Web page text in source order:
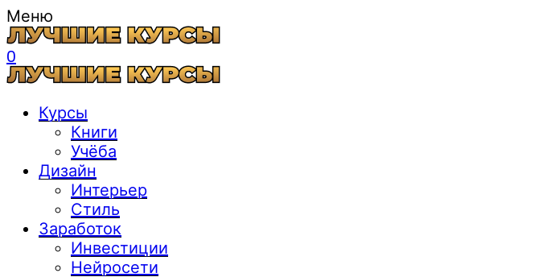
Меню
0
Курсы
Книги
Учёба
Дизайн
Интерьер
Стиль
Заработок
Инвестиции
Нейросети